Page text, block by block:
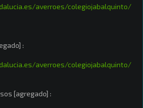
averroes/colegiojabalquinto/
:
averroes/colegiojabalquinto/
[agregado] :